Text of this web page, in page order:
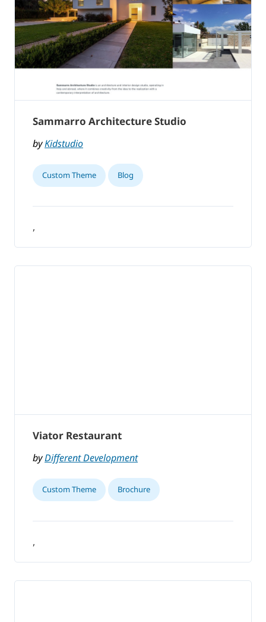
Sammarro Architecture Studio
byKidstudio
Custom Theme Blog
,
Viator Restaurant
byDifferent Development
Custom Theme Brochure
,